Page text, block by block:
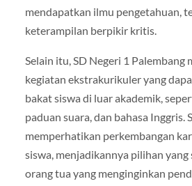
mendapatkan ilmu pengetahuan,
keterampilan berpikir kritis.
Selain itu, SD Negeri 1 Palembang
kegiatan ekstrakurikuler yang
bakat siswa di luar akademik,
paduan suara, dan bahasa Inggris.
memperhatikan perkembangan
siswa, menjadikannya pilihan yang
orang tua yang menginginkan